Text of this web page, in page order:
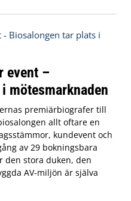
event –
mötesmarknaden
premiärbiografer till
allt oftare en
kundevent och
av 29 bokningsbara
den stora duken, den
AV-miljön är själva